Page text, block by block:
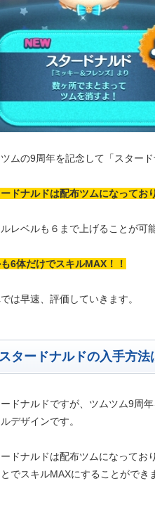
ムの9周年を記念して「スタード
ドナルドは配布ツムになってお
レベルも６まで上げることが可
も6体だけでスキルMAX！！
は早速、評価していきます。
スタードナルドの入手方法
ドナルドですが、ツムツム9周
デザインです。
ードナルドは配布ツムになってお
とでスキルMAXにすることができ